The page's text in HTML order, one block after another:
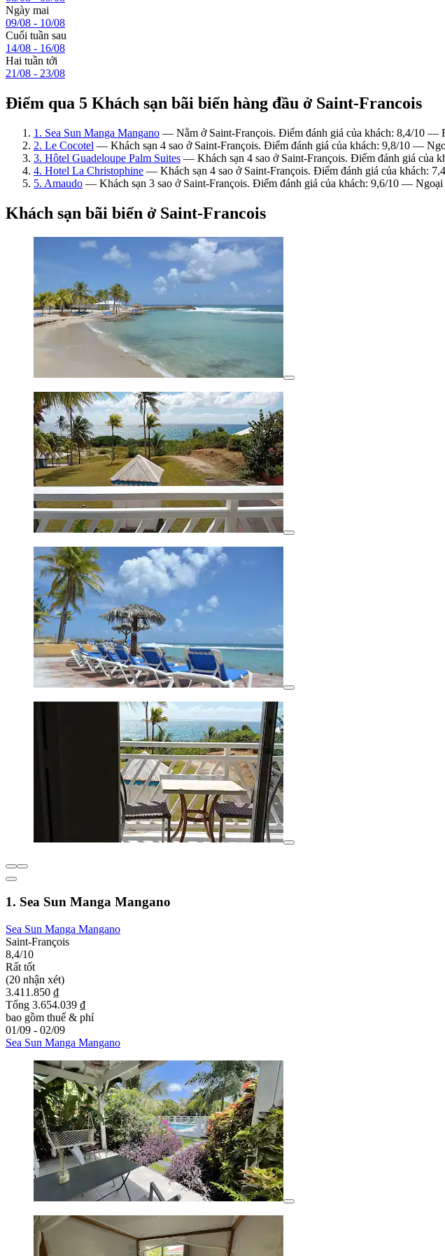
Ngày mai
09/08 - 10/08
Cuối tuần sau
14/08 - 16/08
Hai tuần tới
21/08 - 23/08
Điểm qua 5 Khách sạn bãi biển hàng đầu ở Saint-Francois
1. Sea Sun Manga Mangano — Nằm ở Saint-François. Điểm đánh giá của khách: 8,4/10 —
2. Le Cocotel — Khách sạn 4 sao ở Saint-François. Điểm đánh giá của khách: 9,8/10 —
3. Hôtel Guadeloupe Palm Suites — Khách sạn 4 sao ở Saint-François. Điểm đánh giá của
4. Hotel La Christophine — Khách sạn 4 sao ở Saint-François. Điểm đánh giá của khách:
5. Amaudo — Khách sạn 3 sao ở Saint-François. Điểm đánh giá của khách: 9,6/10 — Ngoại
Khách sạn bãi biển ở Saint-Francois
1. Sea Sun Manga Mangano
Sea Sun Manga Mangano
Saint-François
8,4/10
Rất tốt
(20 nhận xét)
3.411.850 ₫
Tổng 3.654.039 ₫
bao gồm thuế & phí
01/09 - 02/09
Sea Sun Manga Mangano